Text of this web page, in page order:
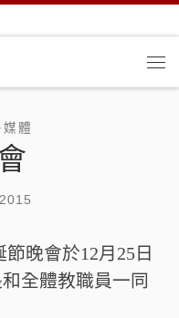
體
晚會於12月25日
全體教職員一同